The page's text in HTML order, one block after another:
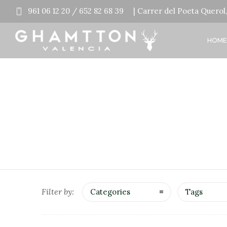
961 06 12 20 / 652 82 68 39 | Carrer del Poeta
HOME
Filter by: Categories Tags